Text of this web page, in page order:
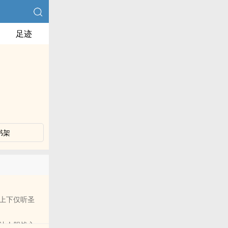
足迹
架
下仅听圣
人胆战心